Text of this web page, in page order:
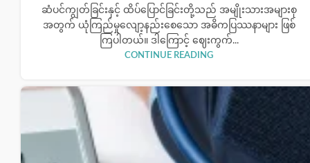
ဆံပင်ကျွတ်ခြင်းနှင့် ထိပ်ပြောင်ခြင်းတို့သည် အမျိုးသားအများစု
အတွက် ယုံကြည်မှုလျော့နည်းစေသော အဓိကပြဿနာများ ဖြစ်
ကြပါတယ်။ ဒါကြောင့် ဈေးကွက်...
CONTINUE READING